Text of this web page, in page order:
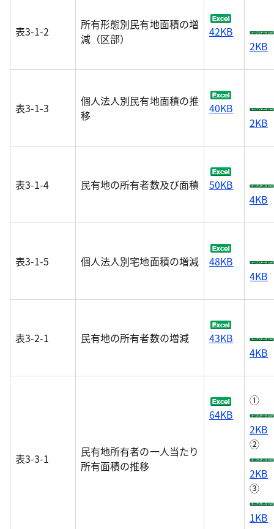
表3-1-2
所有形態別民有地面積の増
減（区部）
42KB
2KB
表3-1-3
個人法人別民有地面積の推
移
40KB
2KB
表3-1-4 民有地の所有者数及び面積
50KB
4KB
表3-1-5 個人法人別宅地面積の増減
48KB
4KB
表3-2-1 民有地の所有者数の増減
43KB
4KB
表3-3-1
民有地所有者の一人当たり
所有面積の推移
64KB
①
2KB
②
2KB
③
1KB